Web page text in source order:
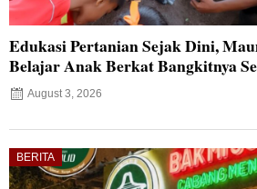
Edukasi Pertanian Sejak Dini,
Belajar Anak Berkat Bangkitnya
August 3, 2026
BERITA